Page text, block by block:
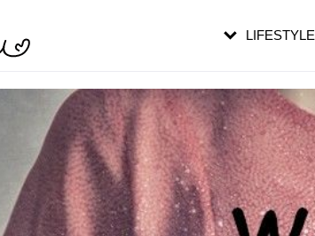
LIFESTYLE
pe măsură ce înaintezi în vârstă